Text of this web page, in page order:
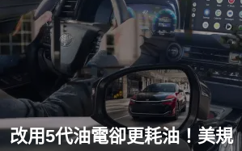
改用5代油電卻更耗油！美規